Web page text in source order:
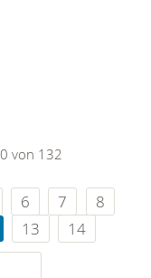
von 132
6 7
8
13
14